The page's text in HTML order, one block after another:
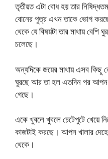
তৃতীয়ত এটা বোধ হয় তার
বোনের পুত্র এখন তাকে ভোগ
থেকে যে বিষয়টা তার মাথায় বেশি
চলেছে।
অন্যদিকে জয়ের মাথায় এসব কিছু
ঘুরছে আর তা হল এতদিন পর আপন
গেছে।
একে খুবলে খুবলে চেটেপুটে খেয়ে
কাজটাই করছে। আপন খালার
থেকে।